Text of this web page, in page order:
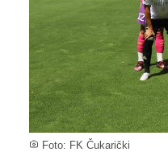
Foto: FK Čukarički